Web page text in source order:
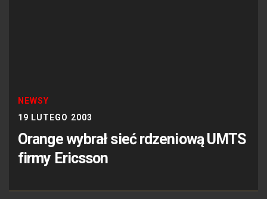
NEWSY
19 LUTEGO 2003
Orange wybrał sieć rdzeniową UMTS
firmy Ericsson